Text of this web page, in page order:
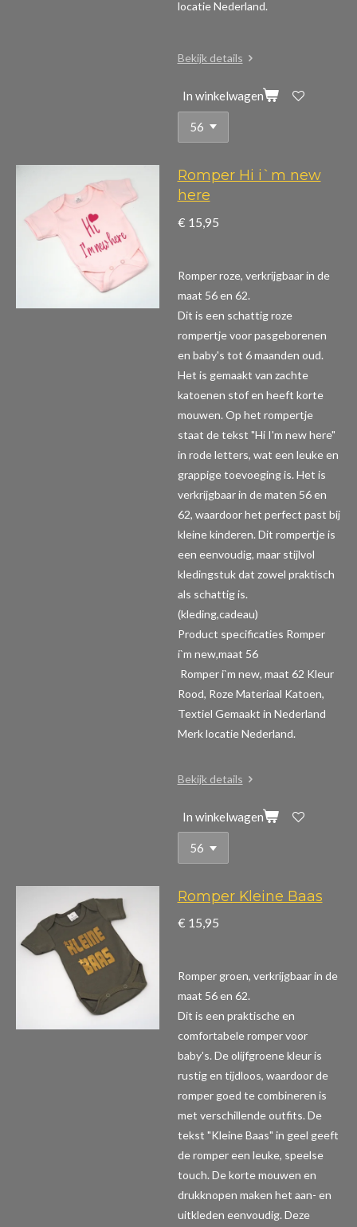
locatie Nederland.
Bekijk details
In winkelwagen
Romper Hi i`m new
here
€ 15,95
Romper roze, verkrijgbaar in de
maat 56 en 62.
Dit is een schattig roze
rompertje voor pasgeborenen
en baby's tot 6 maanden oud.
Het is gemaakt van zachte
katoenen stof en heeft korte
mouwen. Op het rompertje
staat de tekst "Hi I'm new here"
in rode letters, wat een leuke en
grappige toevoeging is. Het is
verkrijgbaar in de maten 56 en
62, waardoor het perfect past bij
kleine kinderen. Dit rompertje is
een eenvoudig, maar stijlvol
kledingstuk dat zowel praktisch
als schattig is.
(kleding,cadeau)
Product specificaties Romper
i`m new,maat 56
Romper i`m new, maat 62 Kleur
Rood, Roze Materiaal Katoen,
Textiel Gemaakt in Nederland
Merk locatie Nederland.
Bekijk details
In winkelwagen
Romper Kleine Baas
€ 15,95
Romper groen, verkrijgbaar in de
maat 56 en 62.
Dit is een praktische en
comfortabele romper voor
baby's. De olijfgroene kleur is
rustig en tijdloos, waardoor de
romper goed te combineren is
met verschillende outfits. De
tekst "Kleine Baas" in geel geeft
de romper een leuke, speelse
touch. De korte mouwen en
drukknopen maken het aan- en
uitkleden eenvoudig. Deze